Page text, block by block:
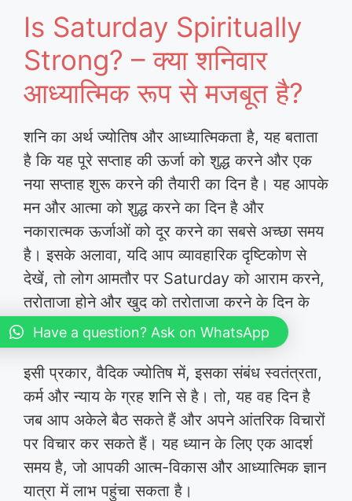
Is Saturday Spiritually
Strong? – क्या शनिवार
आध्यात्मिक रूप से मजबूत है?
शनि का अर्थ ज्योतिष और आध्यात्मिकता है, यह बताता
है कि यह पूरे सप्ताह की ऊर्जा को शुद्ध करने और एक
नया सप्ताह शुरू करने की तैयारी का दिन है। यह आपके
मन और आत्मा को शुद्ध करने का दिन है और
नकारात्मक ऊर्जाओं को दूर करने का सबसे अच्छा समय
है। इसके अलावा, यदि आप व्यावहारिक दृष्टिकोण से
देखें, तो लोग आमतौर पर Saturday को आराम करने,
तरोताजा होने और खुद को तरोताजा करने के दिन के
रूप में लेते हैं।
इसी प्रकार, वैदिक ज्योतिष में, इसका संबंध स्वतंत्रता,
कर्म और न्याय के ग्रह शनि से है। तो, यह वह दिन है
जब आप अकेले बैठ सकते हैं और अपने आंतरिक विचारों
पर विचार कर सकते हैं। यह ध्यान के लिए एक आदर्श
समय है, जो आपकी आत्म-विकास और आध्यात्मिक ज्ञान
यात्रा में लाभ पहुंचा सकता है।
Have a question? Ask on WhatsApp